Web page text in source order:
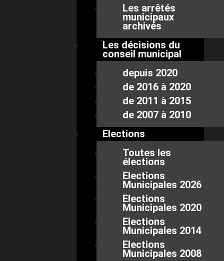
Les arrêtés
municipaux
archivés
Les décisions du
conseil municipal
depuis 2020
de 2016 à 2020
de 2011 à 2015
de 2007 à 2010
Elections
Toutes les
élections
Elections
Municipales 2026
Elections
Municipales 2020
Elections
Municipales 2014
Elections
Municipales 2008